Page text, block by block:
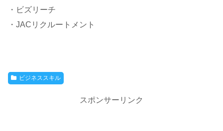
・ビズリーチ
・JACリクルートメント
ビジネススキル
スポンサーリンク